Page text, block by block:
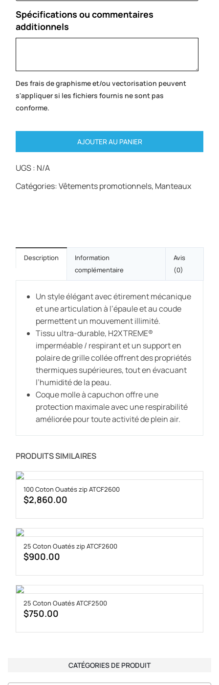
Spécifications ou commentaires
additionnels
Des frais de graphisme et/ou vectorisation peuvent
s'appliquer si les fichiers fournis ne sont pas
conforme.
AJOUTER AU PANIER
UGS : N/A
Catégories:Vêtements promotionnels, Manteaux
Description
Information
complémentaire
Avis
(0)
Un style élégant avec étirement mécanique
et une articulation à l’épaule et au coude
permettent un mouvement illimité.
Tissu ultra-durable, H2XTREME®
imperméable / respirant et un support en
polaire de grille collée offrent des propriétés
thermiques supérieures, tout en évacuant
l’humidité de la peau.
Coque molle à capuchon offre une
protection maximale avec une respirabilité
améliorée pour toute activité de plein air.
PRODUITS SIMILAIRES
100 Coton Ouatés zip ATCF2600
$2,860.00
25 Coton Ouatés zip ATCF2600
$900.00
25 Coton Ouatés ATCF2500
$750.00
CATÉGORIES DE PRODUIT